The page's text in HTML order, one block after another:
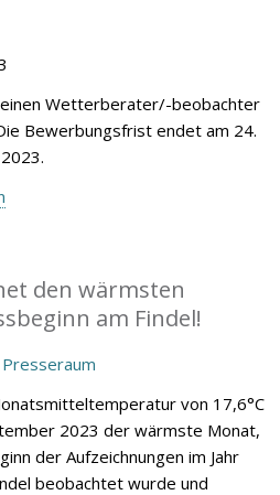
Wetterberater/-beobachter
Bewerbungsfrist endet am 24.
den wärmsten
am Findel!
Presseraum
von 17,6°C
2023 der wärmste Monat,
der Aufzeichnungen im Jahr
beobachtet wurde und